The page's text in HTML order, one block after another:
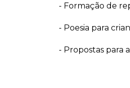
- Formação de
- Poesia para
- Propostas para